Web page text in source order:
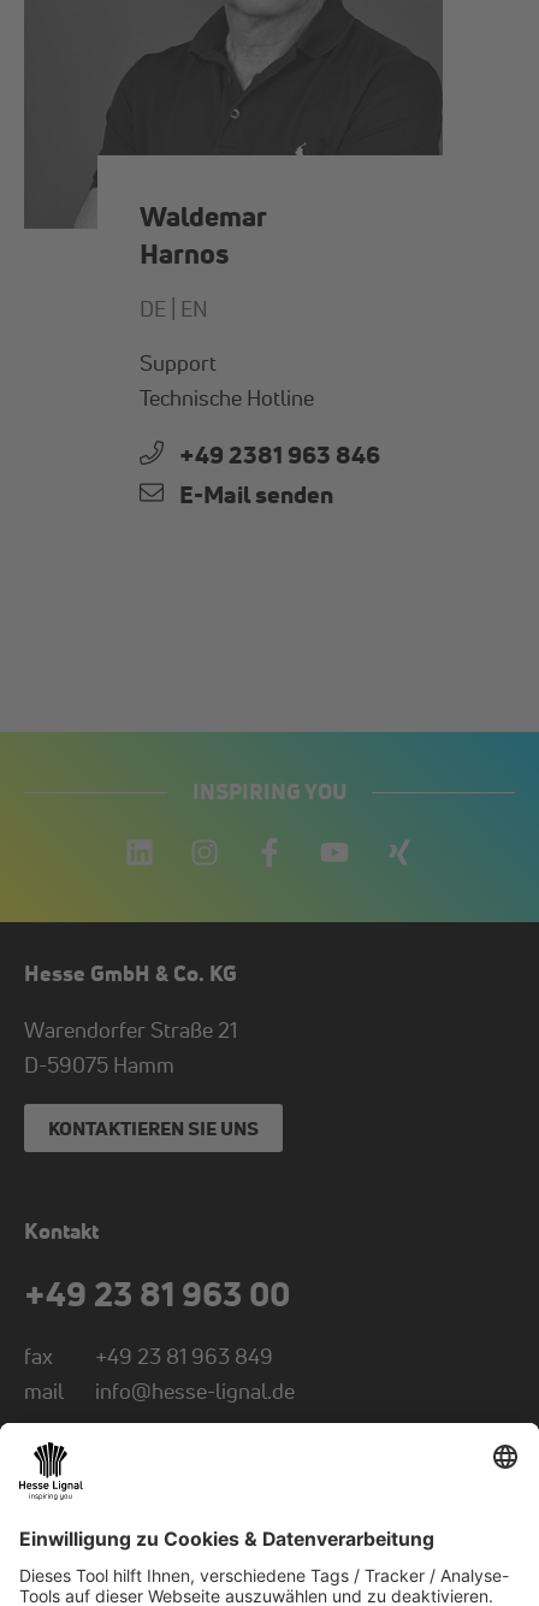
Waldemar
Harnos
DE | EN
Support
Technische Hotline
+49 2381 963 846
E-Mail senden
INSPIRING YOU
Hesse GmbH & Co. KG
Warendorfer Straße 21
D-59075 Hamm
KONTAKTIEREN SIE UNS
Kontakt
+49 23 81 963 00
fax
+49 23 81 963 849
mail
info@hesse-lignal.de
Newsletter
Monatliche News über innovative Produkte
Wählen Sie Ihr Themengebiet: Handwerk oder